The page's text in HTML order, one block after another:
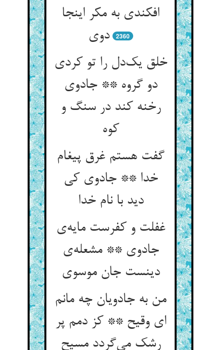
افکندی به مکر اینجا
دوی
2360
خلق یک‌دل را تو کردی
دو گروه ** جادوی
رخنه کند در سنگ و
کوه
گفت هستم غرق پیغام
خدا ** جادوی کی
دید با نام خدا
غفلت و کفرست مایه‌ی
جادوی ** مشعله‌ی
دینست جان موسوی
من به جادویان چه مانم
ای وقیح ** کز دمم پر
رشک می‌گردد مسیح